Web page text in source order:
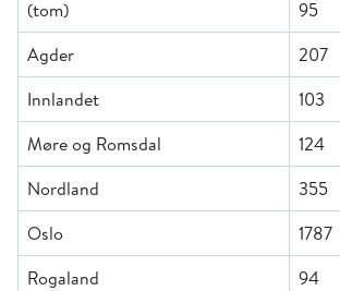
(tom)
95
Agder
207
Innlandet
103
Møre og Romsdal
124
Nordland
355
Oslo
1787
Rogaland
94